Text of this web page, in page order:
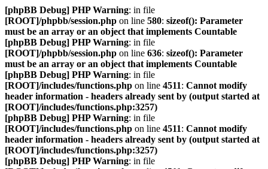
[phpBB Debug] PHP Warning: in file
[ROOT]/phpbb/session.php on line 580: sizeof(): Parameter
must be an array or an object that implements Countable
[phpBB Debug] PHP Warning: in file
[ROOT]/phpbb/session.php on line 636: sizeof(): Parameter
must be an array or an object that implements Countable
[phpBB Debug] PHP Warning: in file
[ROOT]/includes/functions.php on line 4511: Cannot modify
header information - headers already sent by (output started at
[ROOT]/includes/functions.php:3257)
[phpBB Debug] PHP Warning: in file
[ROOT]/includes/functions.php on line 4511: Cannot modify
header information - headers already sent by (output started at
[ROOT]/includes/functions.php:3257)
[phpBB Debug] PHP Warning: in file